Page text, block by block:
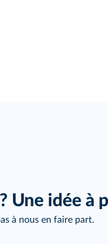
Une idée à
à nous en faire part.